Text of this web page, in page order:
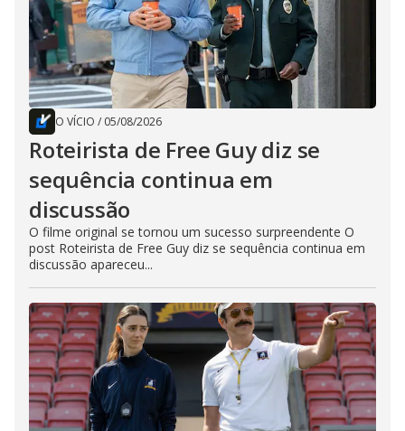
O VÍCIO / 05/08/2026
Roteirista de Free Guy diz se
sequência continua em
discussão
O filme original se tornou um sucesso surpreendente O
post Roteirista de Free Guy diz se sequência continua em
discussão apareceu...